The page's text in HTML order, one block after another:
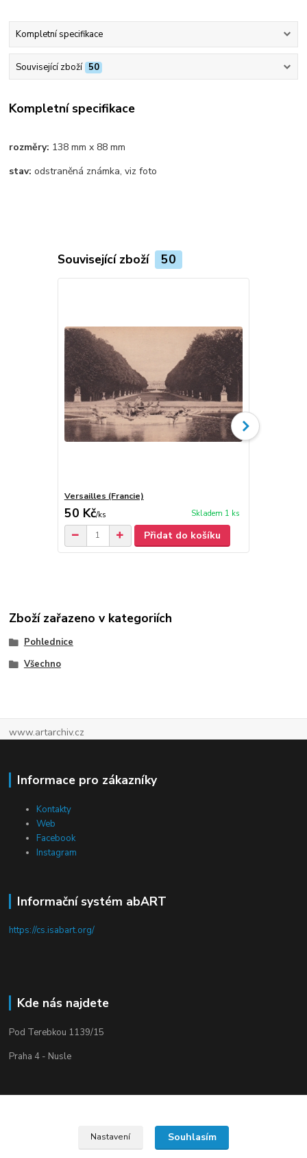
Kompletní specifikace
Související zboží 50
Kompletní specifikace
rozměry: 138 mm x 88 mm
stav: odstraněná známka, viz foto
Související zboží 50
Versailles (Francie)
50 Kč/ks Skladem 1 ks
Přidat do košíku
Zboží zařazeno v kategoriích
Pohlednice
Všechno
www.artarchiv.cz
Informace pro zákazníky
Kontakty
Web
Facebook
Instagram
Informační systém abART
https://cs.isabart.org/
Kde nás najdete
Pod Terebkou 1139/15
Praha 4 - Nusle
Upravit sběr cookies.
Nastavení Souhlasím